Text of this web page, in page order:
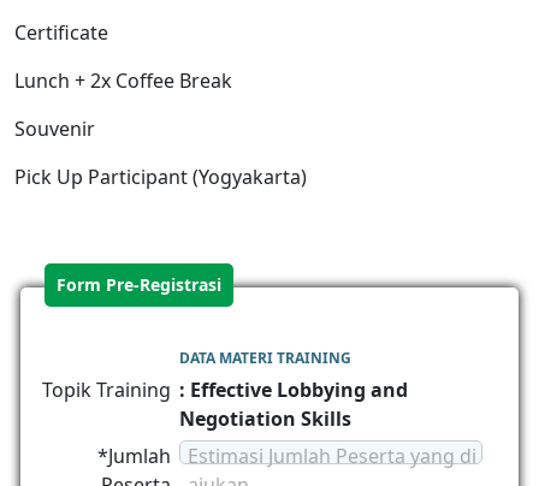
Certificate
Lunch + 2x Coffee Break
Souvenir
Pick Up Participant (Yogyakarta)
Form Pre-Registrasi
DATA MATERI TRAINING
Topik Training : Effective Lobbying and
Negotiation Skills
*Jumlah
Estimasi Jumlah Peserta yang di